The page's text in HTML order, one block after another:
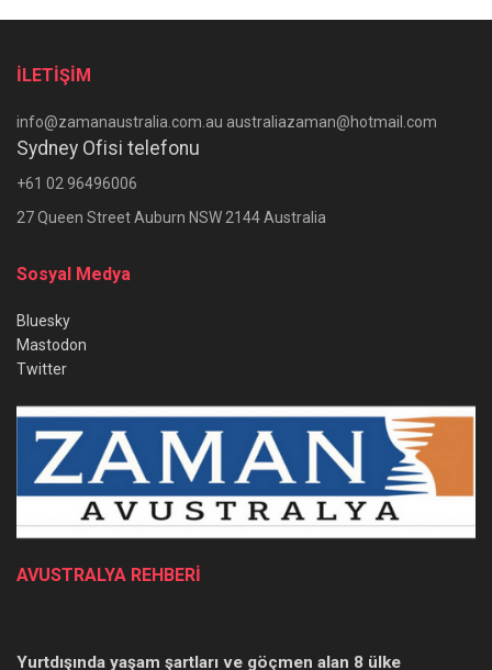
İLETİŞİM
info@zamanaustralia.com.au australiazaman@hotmail.com
Sydney Ofisi telefonu
+61 02 96496006
27 Queen Street Auburn NSW 2144 Australia
Sosyal Medya
Bluesky
Mastodon
Twitter
AVUSTRALYA REHBERİ
Yurtdışında yaşam şartları ve göçmen alan 8 ülke